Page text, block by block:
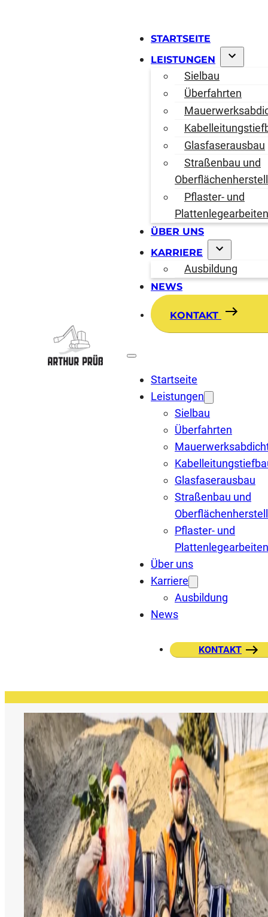
STARTSEITE
LEISTUNGEN
Sielbau
Überfahrten
Glasfaserausbau
Straßenbau und
Pflaster- und
Plattenlegearbeiten
ÜBER UNS
KARRIERE
Ausbildung
NEWS
KONTAKT
Startseite
Leistungen
Sielbau
Überfahrten
Glasfaserausbau
Straßenbau und
Pflaster- und
Plattenlegearbeiten
Über uns
Karriere
Ausbildung
News
KONTAKT